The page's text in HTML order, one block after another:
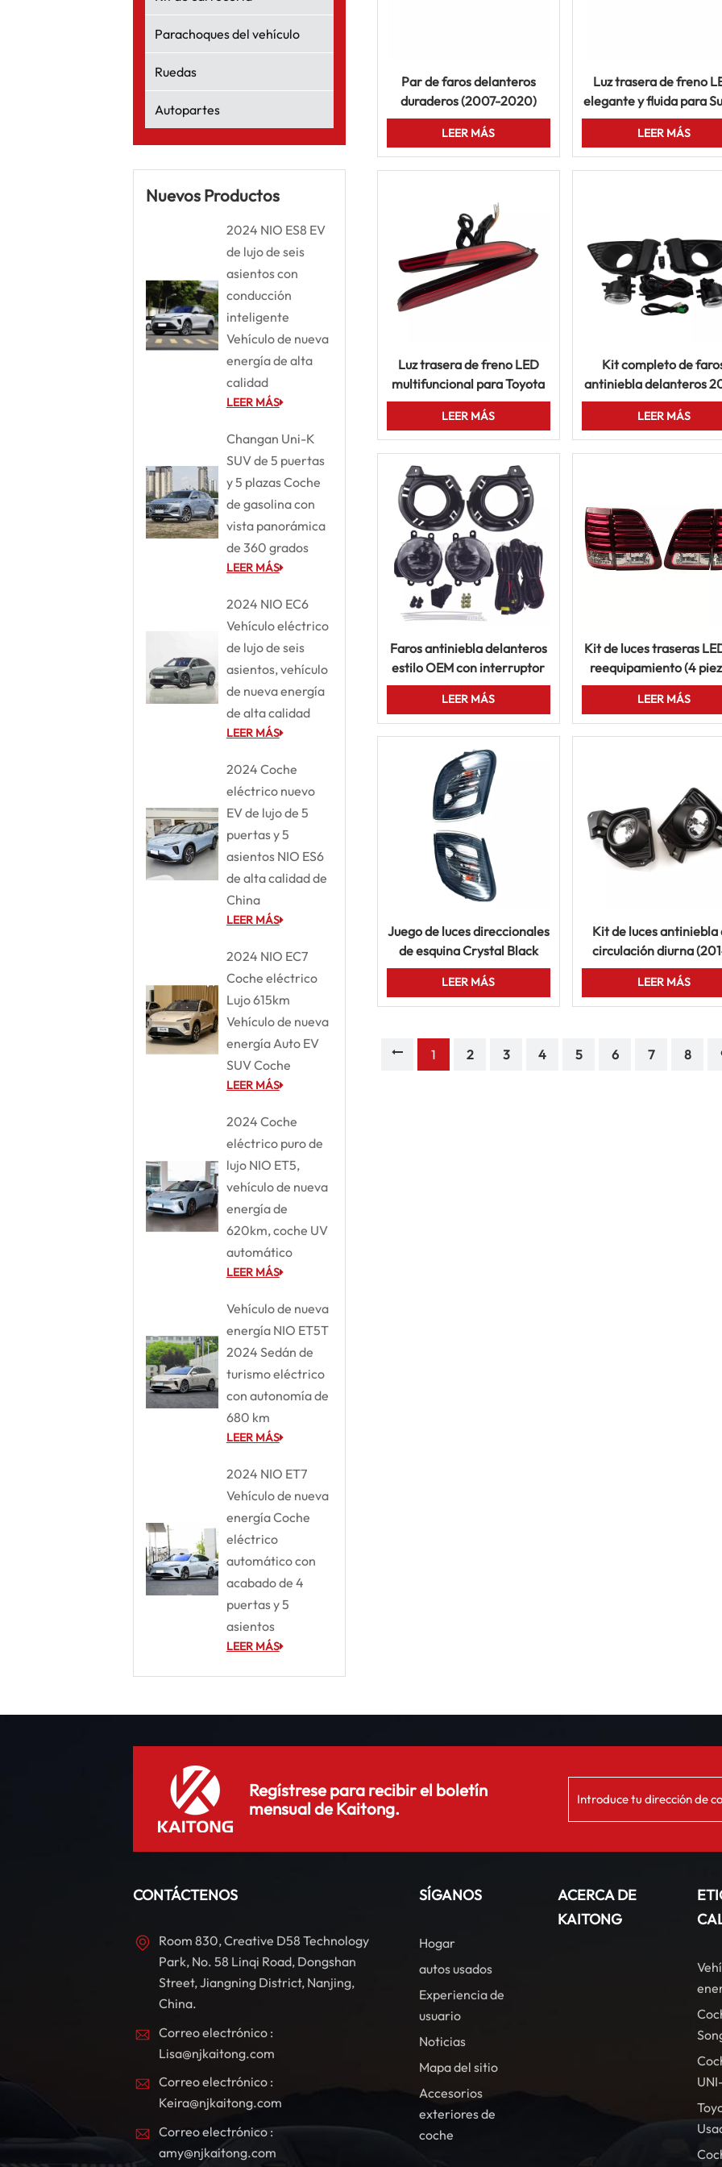
Parachoques del vehículo
Ruedas
Autopartes
Nuevos Productos
2024 NIO ES8 EV
de lujo de seis
asientos con
conducción
inteligente
Vehículo de nueva
energía de alta
calidad
LEER MÁS
Changan Uni-K
SUV de 5 puertas
y 5 plazas Coche
de gasolina con
vista panorámica
de 360 grados
LEER MÁS
2024 NIO EC6
Vehículo eléctrico
de lujo de seis
asientos, vehículo
de nueva energía
de alta calidad
LEER MÁS
2024 Coche
eléctrico nuevo
EV de lujo de 5
puertas y 5
asientos NIO ES6
de alta calidad de
China
LEER MÁS
2024 NIO EC7
Coche eléctrico
Lujo 615km
Vehículo de nueva
energía Auto EV
SUV Coche
LEER MÁS
2024 Coche
eléctrico puro de
lujo NIO ET5,
vehículo de nueva
energía de
620km, coche UV
automático
LEER MÁS
Vehículo de nueva
energía NIO ET5T
2024 Sedán de
turismo eléctrico
con autonomía de
680 km
LEER MÁS
2024 NIO ET7
Vehículo de nueva
energía Coche
eléctrico
automático con
acabado de 4
puertas y 5
asientos
LEER MÁS
Par de faros delanteros
duraderos (2007-2020)
para Toyota Land Cruiser
LC70, LC71, LC76 y LC79
LEER MÁS
Luz trasera de freno
elegante y fluida para
Jimny JB64 JB74
2020. Intermitente.
LEER MÁS
Luz trasera de freno LED
multifuncional para Toyota
Camry RAV4 Alphard
Harrier
LEER MÁS
Kit completo de
antiniebla delanteros
2017 para Honda Fit
con interruptor de
LEER MÁS
Faros antiniebla delanteros
estilo OEM con interruptor
(2015-2017) para Toyota
Corolla Axio Fielder
LEER MÁS
Kit de luces traseras
reequipamiento (4
años 2000 a 2005)
Toyota Land Cruiser
LEER MÁS
Juego de luces direccionales
de esquina Crystal Black
(2003-2013) para Hyundai
Starex
LEER MÁS
Kit de luces antiniebla
circulación diurna
2018) para
Toyota Hiace
LEER MÁS
1 2 3 4 5 6 7 8
Regístrese para recibir el boletín
mensual de Kaitong.
CONTÁCTENOS
Room 830, Creative D58 Technology
Park, No. 58 Linqi Road, Dongshan
Street, Jiangning District, Nanjing,
China.
Correo electrónico :
Lisa@njkaitong.com
Correo electrónico :
Keira@njkaitong.com
Correo electrónico :
amy@njkaitong.com
SÍGANOS
Hogar
autos usados
Experiencia de
usuario
Noticias
Mapa del sitio
Accesorios
exteriores de
coche
ACERCA DE
KAITONG